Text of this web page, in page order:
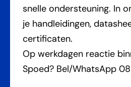
snelle ondersteuning. In
je handleidingen,
certificaten.
Op werkdagen reactie
Spoed? Bel/WhatsApp